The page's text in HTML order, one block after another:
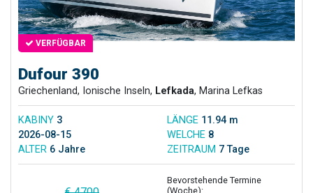
VERFÜGBAR
Dufour 390
Griechenland, Ionische Inseln, Lefkada, Marina Lefkas
KABINY 3 LÄNGE 11.94 m
2026-08-15
WELCHE 8
ALTER 6 Jahre ZEITRAUM 7 Tage
Bevorstehende Termine
(Woche):